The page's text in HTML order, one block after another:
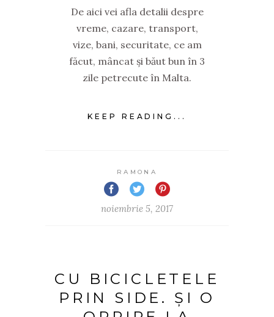
De aici vei afla detalii despre
vreme, cazare, transport,
vize, bani, securitate, ce am
făcut, mâncat și băut bun în 3
zile petrecute în Malta.
KEEP READING...
RAMONA
noiembrie 5, 2017
CU BICICLETELE
PRIN SIDE. ȘI O